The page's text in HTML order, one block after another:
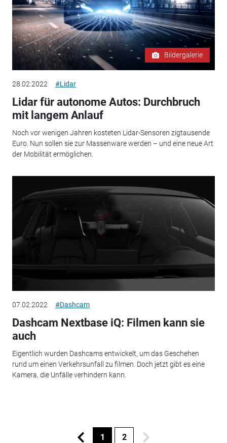
Bildergalerie
28.02.2022 #Lidar
Lidar für autonome Autos: Durchbruch
mit langem Anlauf
Noch vor wenigen Jahren kosteten Lidar-Sensoren zigtausende
Euro. Nun sollen sie zur Massenware werden – und eine neue Art
der Mobilität ermöglichen.
07.02.2022 #Dashcam
Dashcam Nextbase iQ: Filmen kann sie
auch
Eigentlich wurden Dashcams entwickelt, um das Geschehen
rund um einen Verkehrsunfall zu filmen. Doch jetzt gibt es eine
Kamera, die Unfälle verhindern kann.
1 2